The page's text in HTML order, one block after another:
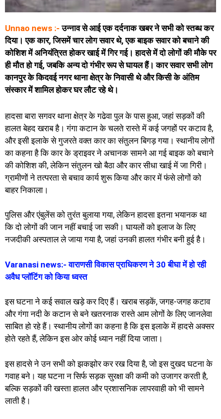
Unnao news :- उन्नाव से आई एक दर्दनाक खबर ने सभी को स्तब्ध कर
दिया। एक कार, जिसमें चार लोग सवार थे, एक बाइक सवार को बचाने की
कोशिश में अनियंत्रित होकर खाई में गिर गई। हादसे में दो लोगों की मौके पर
ही मौत हो गई, जबकि अन्य दो गंभीर रूप से घायल हैं। कार सवार सभी लोग
कानपुर के किदवई नगर थाना क्षेत्र के निवासी थे और किसी के अंतिम
संस्कार में शामिल होकर घर लौट रहे थे।
हादसा बारा सगवर थाना क्षेत्र के गढेवा पुल के पास हुआ, जहां सड़कों की
हालत बेहद खराब है। गंगा कटान के चलते रास्ते में कई जगहों पर कटाव है,
और इसी इलाके से गुजरते वक्त कार का संतुलन बिगड़ गया। स्थानीय लोगों
का कहना है कि कार के ड्राइवर ने अचानक सामने आ गई बाइक को बचाने
की कोशिश की, लेकिन संतुलन खो बैठा और कार सीधा खाई में जा गिरी।
ग्रामीणों ने तत्परता से बचाव कार्य शुरू किया और कार में फंसे लोगों को
बाहर निकाला।
पुलिस और एंबुलेंस को तुरंत बुलाया गया, लेकिन हादसा इतना भयानक था
कि दो लोगों की जान नहीं बचाई जा सकी। घायलों को इलाज के लिए
नजदीकी अस्पताल ले जाया गया है, जहां उनकी हालत गंभीर बनी हुई है।
Varanasi news:- वाराणसी विकास प्राधिकरण ने 30 बीघा में हो रही
अवैध प्लॉटिंग को किया ध्वस्त
इस घटना ने कई सवाल खड़े कर दिए हैं। खराब सड़कें, जगह-जगह कटाव
और गंगा नदी के कटान से बने खतरनाक रास्ते आम लोगों के लिए जानलेवा
साबित हो रहे हैं। स्थानीय लोगों का कहना है कि इस इलाके में हादसे अक्सर
होते रहते हैं, लेकिन इस ओर कोई ध्यान नहीं दिया जाता।
इस हादसे ने उन सभी को झकझोर कर रख दिया है, जो इस दुखद घटना के
गवाह बने। यह घटना न सिर्फ सड़क सुरक्षा की कमी को उजागर करती है,
बल्कि सड़कों की खस्ता हालत और प्रशासनिक लापरवाही को भी सामने
लाती है।